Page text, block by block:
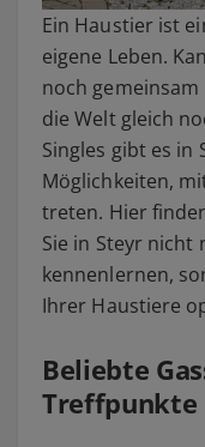
Ein Haustier ist
eigene Leben.
noch
die Welt gleich
Singles gibt es in
Möglichkeiten,
treten. Hier
Sie in Steyr nicht
kennenlernen,
Ihrer Haustiere
Beliebte
Treffpunkte